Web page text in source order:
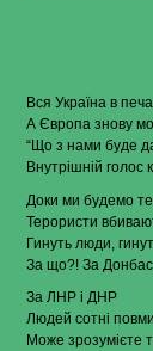
Вся Україна в
А Європа знову
“Що з нами буде
Внутрішній голос
Доки ми будемо
Терористи
Гинуть люди,
За що?! За
За ЛНР і ДНР
Людей сотні
Може зрозумієте